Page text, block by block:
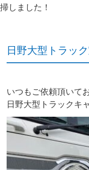
掃しました！
日野大型トラッ
いつもご依頼頂いて
日野大型トラックキ